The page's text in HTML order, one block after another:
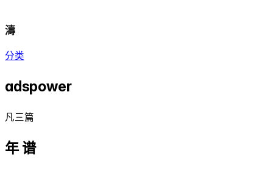
濤
分类
adspower
凡三篇
年 谱